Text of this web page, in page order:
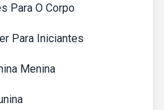
Para O Corpo
Para Iniciantes
Menina